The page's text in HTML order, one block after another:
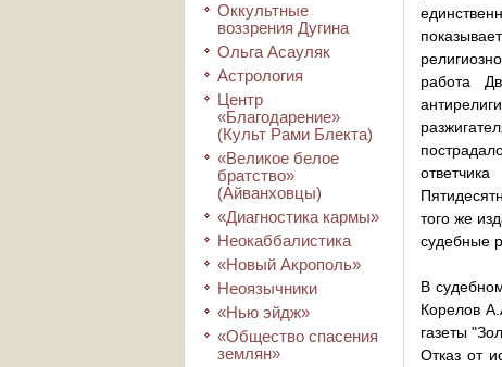
Оккультные
воззрения Дугина
Ольга Асауляк
Астрология
Центр
«Благодарение»
(Культ Рами Блекта)
«Великое белое
братство»
(Айванховцы)
«Диагностика кармы»
Неокаббалистика
«Новый Акрополь»
Неоязычники
«Нью эйдж»
«Общество спасения
землян»
работа
того же
судебные
В
Корелов
газеты
Отказ от